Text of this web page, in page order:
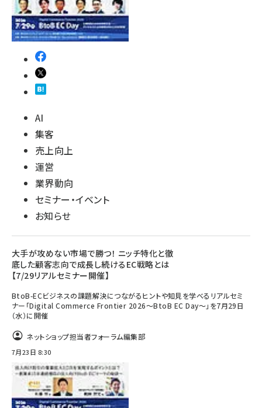
AI
集客
売上向上
運営
業界動向
セミナー・イベント
お知らせ
大手が攻めない市場で勝つ！ ニッチ特化と徹
底した顧客志向で成長し続けるEC戦略とは
【7/29リアルセミナー開催】
BtoB-ECビジネスの課題解決につながるヒントや知見を学べるリアルセミ
ナー「Digital Commerce Frontier 2026～BtoB EC Day～」を7月29日
（水）に開催
ネットショップ担当者フォーラム編集部
7月23日 8:30